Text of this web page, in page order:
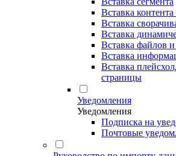
Вставка
Вставка
Вставка
Вставка файлов
Вставка
Вставка
страницы
Уведомления
Уведомления
Подписка на
Почтовые